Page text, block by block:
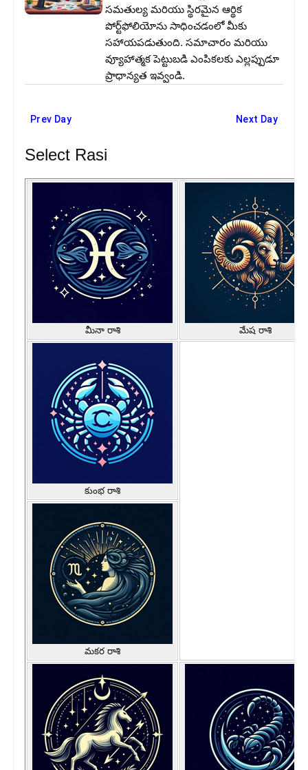
సమతుల్య మరియు స్థిరమైన ఆర్థిక
పోర్ట్‌ఫోలియోను సాధించడంలో మీకు
సహాయపడుతుంది. సమాచారం మరియు
వ్యూహాత్మక పెట్టుబడి ఎంపికలకు ఎల్లప్పుడూ
ప్రాధాన్యత ఇవ్వండి.
Prev Day Next Day
Select Rasi
మీనా రాశి మేష రాశి
కుంభ రాశి
మకర రాశి